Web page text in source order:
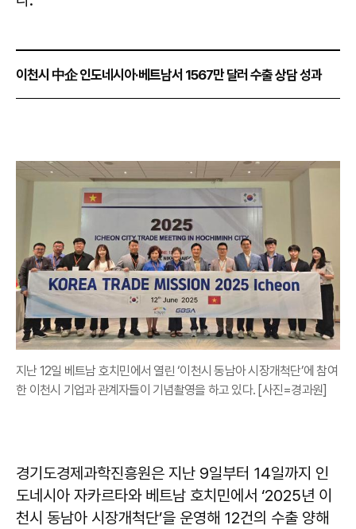
이천시 中企 인도네시아·베트남서 1567만 달러 수출 상담 성과
지난 12일 베트남 호치민에서 열린 ‘이천시 동남아 시장개척단’에 참여
한 이천시 기업과 관계자들이 기념촬영을 하고 있다. [사진=경과원]
경기도경제과학진흥원은 지난 9일부터 14일까지 인
도네시아 자카르타와 베트남 호치민에서 ‘2025년 이
천시 동남아 시장개척단’을 운영해 12건의 수출 양해